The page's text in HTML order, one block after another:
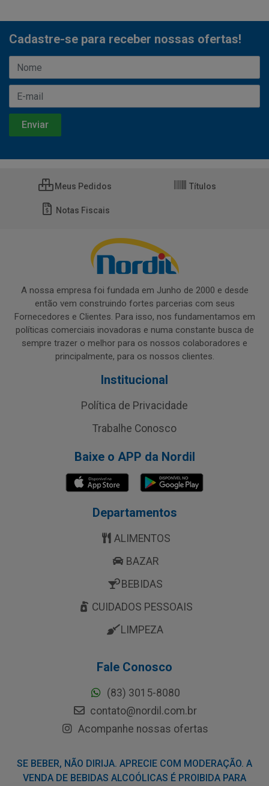
Cadastre-se para receber nossas ofertas!
Meus Pedidos Títulos
Notas Fiscais
A nossa empresa foi fundada em Junho de 2000 e desde
então vem construindo fortes parcerias com seus
Fornecedores e Clientes. Para isso, nos fundamentamos em
políticas comerciais inovadoras e numa constante busca de
sempre trazer o melhor para os nossos colaboradores e
principalmente, para os nossos clientes.
Institucional
Política de Privacidade
Trabalhe Conosco
Baixe o APP da Nordil
Departamentos
ALIMENTOS
BAZAR
BEBIDAS
CUIDADOS PESSOAIS
LIMPEZA
Fale Conosco
(83) 3015-8080
contato@nordil.com.br
Acompanhe nossas ofertas
SE BEBER, NÃO DIRIJA. APRECIE COM MODERAÇÃO. A
VENDA DE BEBIDAS ALCOÓLICAS É PROIBIDA PARA